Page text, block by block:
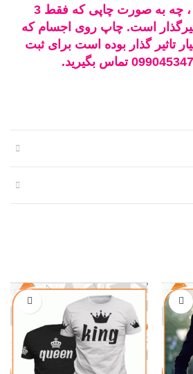
، چه به صورت آنلاین ، چه به صورت چاپی که فقط 3
است. چاپ روی اجسام که
تاثیر گذار بوده است برای ثبت